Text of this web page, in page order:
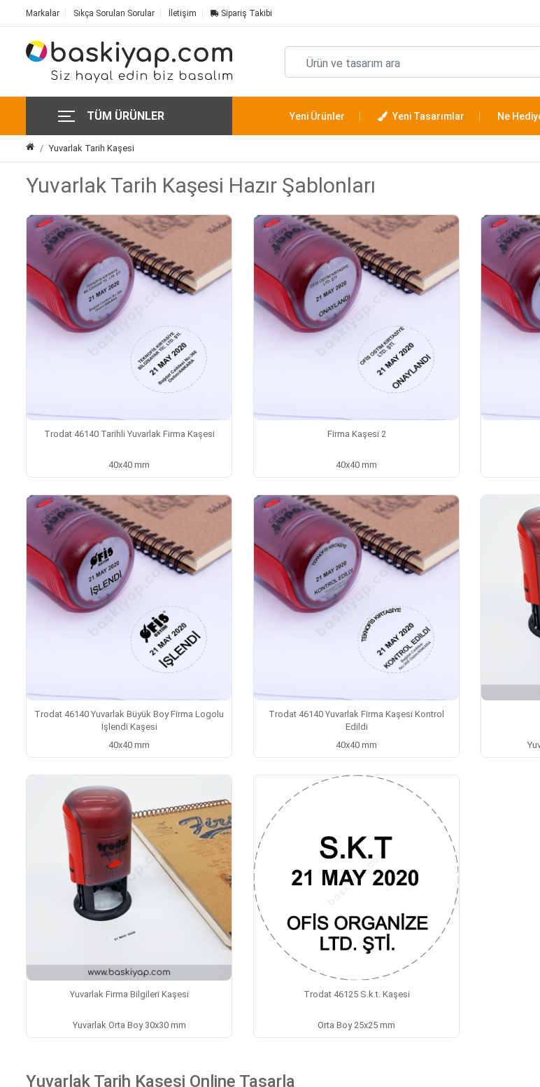
Markalar Sıkça Sorulan Sorular İletişim Sipariş Takibi
TÜM ÜRÜNLER Yeni Ürünler Yeni Tasarımlar Ne
Yuvarlak Tarih Kaşesi
Yuvarlak Tarih Kaşesi Hazır Şablonları
Trodat 46140 Tarihli Yuvarlak Firma Kaşesi
40x40 mm
Firma Kaşesi 2
40x40 mm
Trodat 46140 Yuvarlak Büyük Boy Firma Logolu
İşlendi Kaşesi
40x40 mm
Trodat 46140 Yuvarlak Firma Kaşesi Kontrol
Edildi
40x40 mm
Yuvarlak Firma Bilgileri Kaşesi
Yuvarlak Orta Boy 30x30 mm
Trodat 46125 S.k.t. Kaşesi
Orta Boy 25x25 mm
Yuvarlak Tarih Kaşesi Online Tasarla